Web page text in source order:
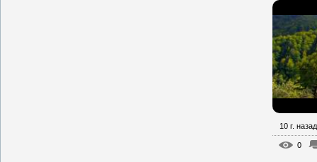
10 г. назад
0